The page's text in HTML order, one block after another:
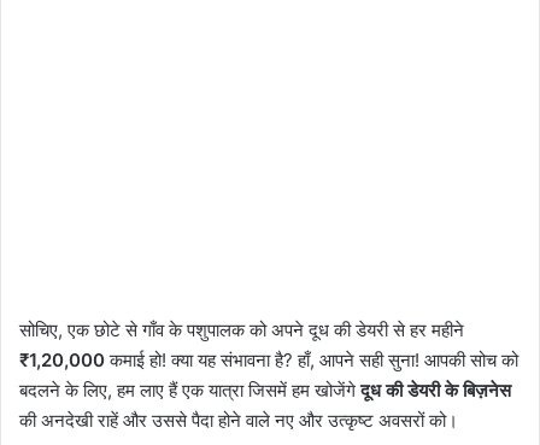
सोचिए, एक छोटे से गाँव के पशुपालक को अपने दूध की डेयरी से हर महीने
₹1,20,000कमाई हो! क्या यह संभावना है? हाँ, आपने सही सुना! आपकी सोच को
बदलने के लिए, हम लाए हैं एक यात्रा जिसमें हम खोजेंगेदूध की डेयरी के बिज़नेस
की अनदेखी राहें और उससे पैदा होने वाले नए और उत्कृष्ट अवसरों को।